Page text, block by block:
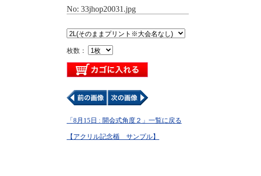
No: 33jhop20031.jpg
枚数：
「8月15日 : 開会式角度２」一覧に戻る
【アクリル記念楯 サンプル】